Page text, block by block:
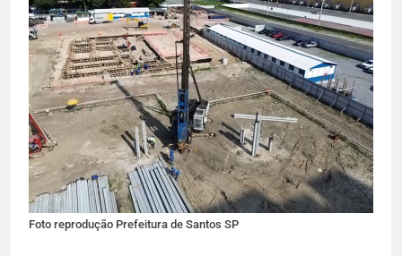
Foto reprodução Prefeitura de Santos SP